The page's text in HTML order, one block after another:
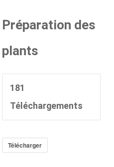
Préparation des
plants
181
Téléchargements
Télécharger